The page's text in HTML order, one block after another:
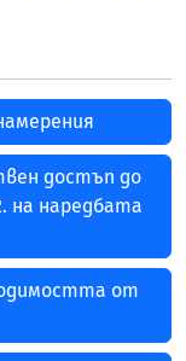
достъп до
на наредбата
от